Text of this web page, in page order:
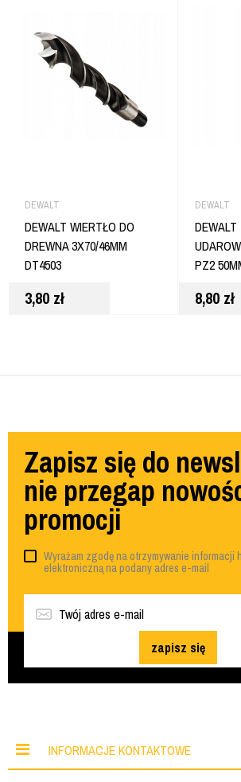
DEWALT
DEWALT WIERTŁO DO
DREWNA 3X70/46MM
DT4503
3,80 zł
DEWALT
PZ2
8,80 zł
Zapisz się do
nie przegap
promocji
Wyrażam zgodę na otrzymywanie informacji
elektroniczną na podany adres e-mail
zapisz się
INFORMACJE KONTAKTOWE